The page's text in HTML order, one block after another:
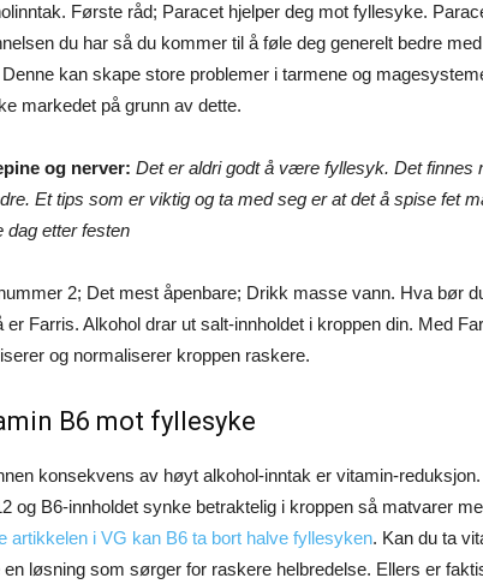
Første råd; Paracet hjelper deg mot fyllesyke.
du har så du kommer til å føle deg generelt bedre
kan skape store problemer i tarmene og
markedet på grunn av dette.
og nerver: Det er aldri godt å være fyllesyk. Det finnes
Et tips som er viktig og ta med seg er at det å spise fet
dag etter festen
2; Det mest åpenbare; Drikk masse vann. Hva bør
er Farris. Alkohol drar ut salt-innholdet i kroppen din. Med
og normaliserer kroppen raskere.
B6 mot fyllesyke
konsekvens av høyt alkohol-inntak er vitamin-
og B6-innholdet synke betraktelig i kroppen så matvarer
artikkelen i VG kan B6 ta bort halve fyllesyken. Kan du ta
løsning som sørger for raskere helbredelse. Ellers er